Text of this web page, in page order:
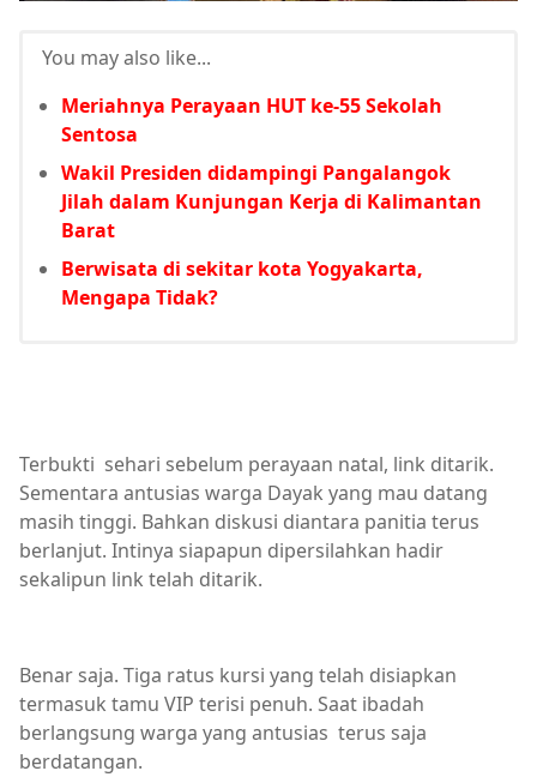
You may also like...
Meriahnya Perayaan HUT ke-55 Sekolah
Sentosa
Wakil Presiden didampingi Pangalangok
Jilah dalam Kunjungan Kerja di Kalimantan
Barat
Berwisata di sekitar kota Yogyakarta,
Mengapa Tidak?
Terbukti sehari sebelum perayaan natal, link ditarik.
Sementara antusias warga Dayak yang mau datang
masih tinggi. Bahkan diskusi diantara panitia terus
berlanjut. Intinya siapapun dipersilahkan hadir
sekalipun link telah ditarik.
Benar saja. Tiga ratus kursi yang telah disiapkan
termasuk tamu VIP terisi penuh. Saat ibadah
berlangsung warga yang antusias terus saja
berdatangan.